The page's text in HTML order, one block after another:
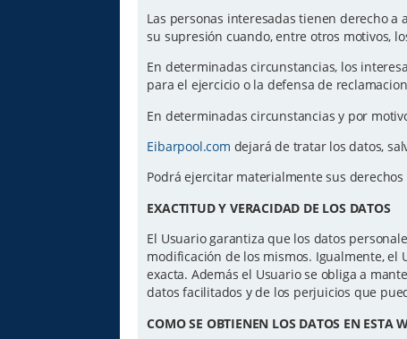
Las personas interesadas tienen derecho a
su supresión cuando, entre otros motivos,
En determinadas circunstancias, los
para el ejercicio o la defensa de
En determinadas circunstancias y por
Eibarpool.com dejará de tratar los datos,
Podrá ejercitar materialmente sus
EXACTITUD Y VERACIDAD DE LOS DATOS
El Usuario garantiza que los datos
modificación de los mismos. Igualmente,
exacta. Además el Usuario se obliga a
datos facilitados y de los perjuicios que
COMO SE OBTIENEN LOS DATOS EN ESTA